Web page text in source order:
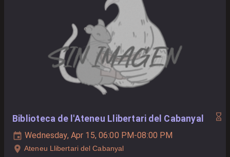
Biblioteca de l'Ateneu Llibertari del Cabanyal
Wednesday, Apr 15, 06:00 PM-08:00 PM
Ateneu Llibertari del Cabanyal